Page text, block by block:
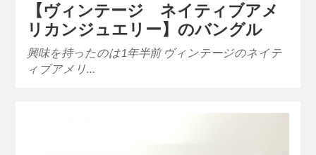
【ヴィンテージ ネイティブアメ
リカンジュエリー】のバングル
興味を持ったのは1年半前 ヴィンテージのネイテ
ィブアメリ…